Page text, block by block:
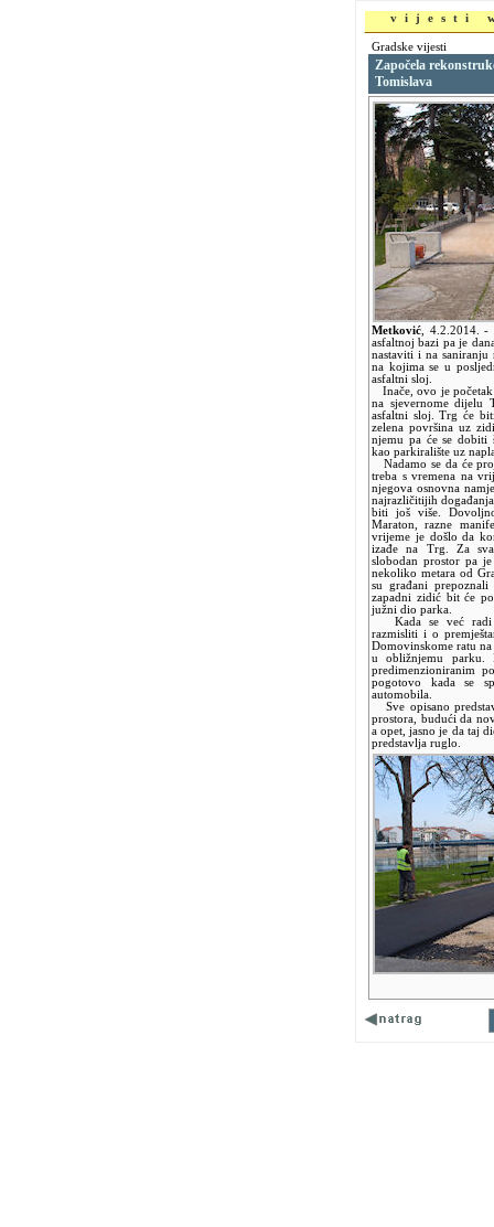
vijesti
Gradske vijesti
Započela
Tomislava
Metković 4.2.2014. -
asfaltnoj bazi pa je
nastaviti i na saniranju
na kojima se u
asfaltni sloj.
Inače, ovo je
na sjevernome dijelu
asfaltni sloj. Trg će
zelena površina uz
njemu pa će se dobiti
kao parkiralište uz
Nadamo se da će
treba s vremena na
njegova osnovna
najrazličitijih
biti još više.
Maraton, razne
vrijeme je došlo da
izađe na Trg. Za
slobodan prostor pa
nekoliko metara od
su građani
zapadni zidić bit će
južni dio parka.
Kada se već radi
razmisliti i o
Domovinskome ratu
u obližnjemu parku.
predimenzioniranim
pogotovo kada se
automobila.
Sve opisano
prostora, budući da
a opet, jasno je da taj
predstavlja ruglo.